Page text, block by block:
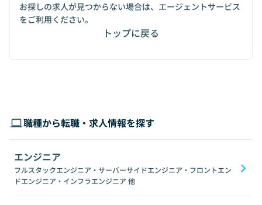
お探しの求人が見つからない場合は、エージェントサービス
をご利用ください。
トップに戻る
職種から転職・求人情報を探す
エンジニア
フルスタックエンジニア・サーバーサイドエンジニア・フロントエン
ドエンジニア・インフラエンジニア 他